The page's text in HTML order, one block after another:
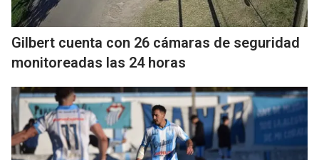
Gilbert cuenta con 26 cámaras de seguridad
monitoreadas las 24 horas